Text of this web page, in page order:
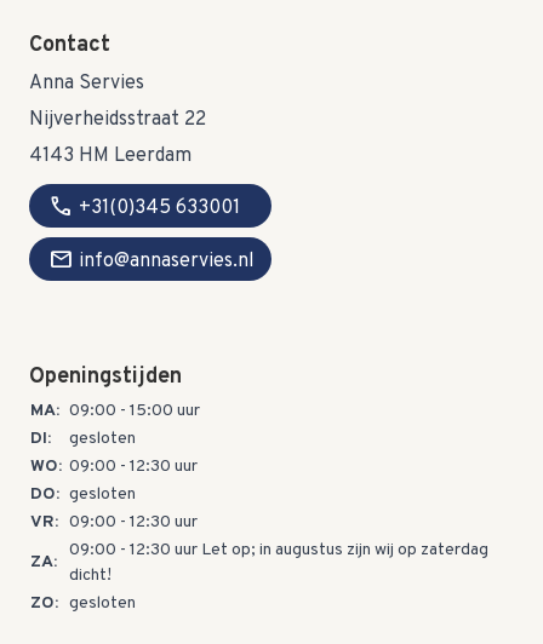
Contact
Anna Servies
Nijverheidsstraat 22
4143 HM Leerdam
call +31(0)345 633001
mail info@annaservies.nl
Openingstijden
MA: 09:00 - 15:00 uur
DI:
gesloten
WO: 09:00 - 12:30 uur
DO: gesloten
VR: 09:00 - 12:30 uur
ZA:
09:00 - 12:30 uur Let op; in augustus zijn wij op zaterdag
dicht!
ZO: gesloten